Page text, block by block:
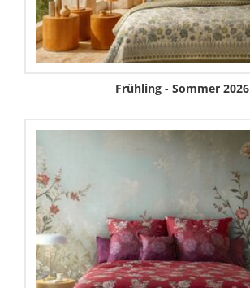
Frühling - Sommer 2026